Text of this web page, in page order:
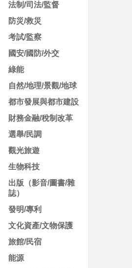
法制/司法/監督
防災/救災
考試/監察
國安/國防/外交
綠能
自然/地理/景觀/地球
都市發展與都市建設
財務金融/稅制改革
選舉/民調
觀光旅遊
生物科技
出版（影音/圖書/雜
誌）
發明/專利
文化資產/文物保護
旅館/民宿
能源